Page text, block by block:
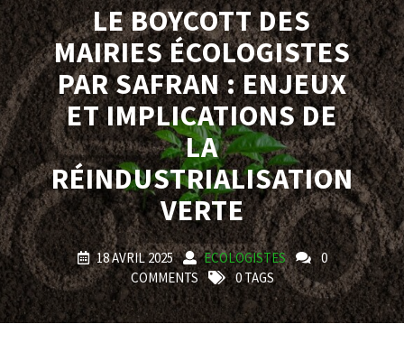
LE BOYCOTT DES
MAIRIES ÉCOLOGISTES
PAR SAFRAN : ENJEUX
ET IMPLICATIONS DE
LA
RÉINDUSTRIALISATION
VERTE
18 AVRIL 2025 ECOLOGISTES
0
COMMENTS
0 TAGS